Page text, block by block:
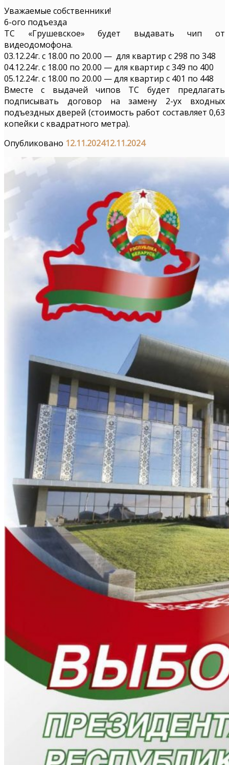
Уважаемые собственники!
6-ого подъезда
ТС «Грушевское» будет выдавать чип от
видеодомофона.
03.12.24г. с 18.00 по 20.00 — для квартир с 298 по 348
04.12.24г. с 18.00 по 20.00 — для квартир с 349 по 400
05.12.24г. с 18.00 по 20.00 — для квартир с 401 по 448
Вместе с выдачей чипов ТС будет предлагать
подписывать договор на замену 2-ух входных
подъездных дверей (стоимость работ составляет 0,63
копейки с квадратного метра).
Опубликовано 12.11.202412.11.2024